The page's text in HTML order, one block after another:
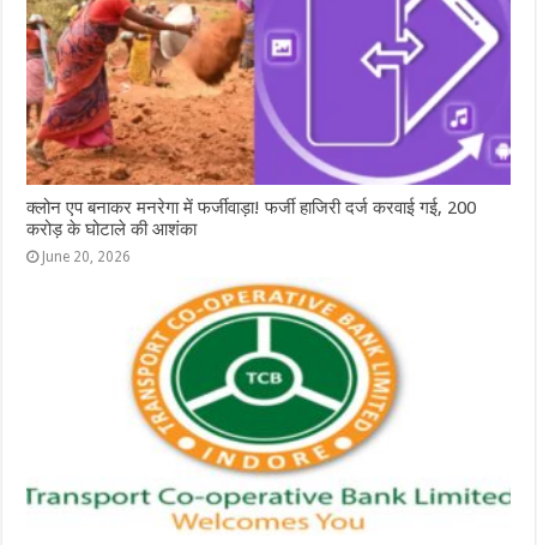
क्लोन एप बनाकर मनरेगा में फर्जीवाड़ा! फर्जी हाजिरी दर्ज करवाई गई, 200
करोड़ के घोटाले की आशंका
June 20, 2026